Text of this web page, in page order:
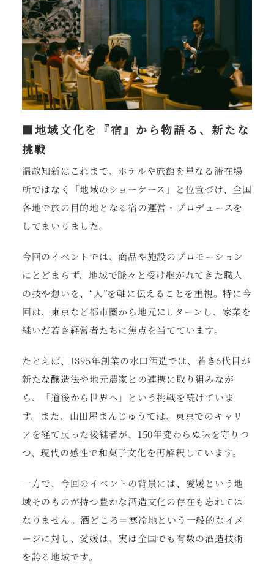
地域文化を『宿』から物語る、新たな
挑戦
温故知新はこれまで、ホテルや旅館を単なる滞在場
所ではなく「地域のショーケース 」と位置づけ、全国
各地で旅の目的地となる宿の運営・プロデュースを
してまいりました。
今回のイベントでは、商品や施設のプロモーション
にとどまらず、地域で脈々と受け継がれてきた職人
の技や想いを、“人”を軸に伝えることを重視。特に今
回は、東京など都市圏から地元にUターンし、家業を
継いだ若き経営者たちに焦点を当てています。
たとえば、 1895年創業の水口酒造では、 若き6代目が
新たな醸造法や地元農家との連携に取り組みなが
ら、「道後から世界へ」という挑戦を続けていま
す。また、山田屋まんじゅうでは、東京でのキャリ
アを経て戻った後継者が、 150年変わらぬ味を守りつ
つ、現代の感性で和菓子文化を再解釈しています。
一方で、今回のイベントの背景には、愛媛という地
域そのものが持つ豊かな酒造文化の存在も忘れては
なりません。酒どころ＝寒冷地という一般的なイメ
ージに対し、愛媛は、実は全国でも有数の酒造技術
を誇る地域です。